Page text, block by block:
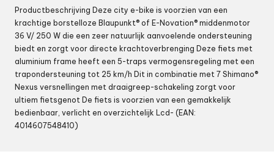
Productbeschrijving Deze city e-bike is voorzien van een
krachtige borstelloze Blaupunkt® of E-Novation® middenmotor
36 V/ 250 W die een zeer natuurlijk aanvoelende ondersteuning
biedt en zorgt voor directe krachtoverbrenging Deze fiets met
aluminium frame heeft een 5-traps vermogensregeling met een
trapondersteuning tot 25 km/h Dit in combinatie met 7 Shimano®
Nexus versnellingen met draaigreep-schakeling zorgt voor
ultiem fietsgenot De fiets is voorzien van een gemakkelijk
bedienbaar, verlicht en overzichtelijk Lcd- (EAN:
4014607548410)